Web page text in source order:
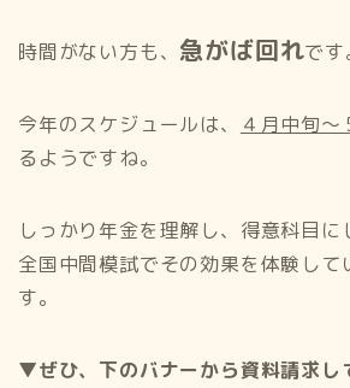
時間がない方も、 急がば回れです
今年のスケジュールは、 ４月中旬〜
るようですね。
しっかり年金を理解し、得意科目に
全国中間模試でその効果を体験して
す。
▼ぜひ、下のバナーから資料請求し